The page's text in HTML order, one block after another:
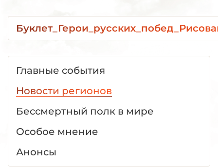
Главные события
Новости регионов
Бессмертный полк в мире
Особое мнение
Анонсы